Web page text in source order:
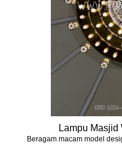
Lampu Masjid
Beragam macam model